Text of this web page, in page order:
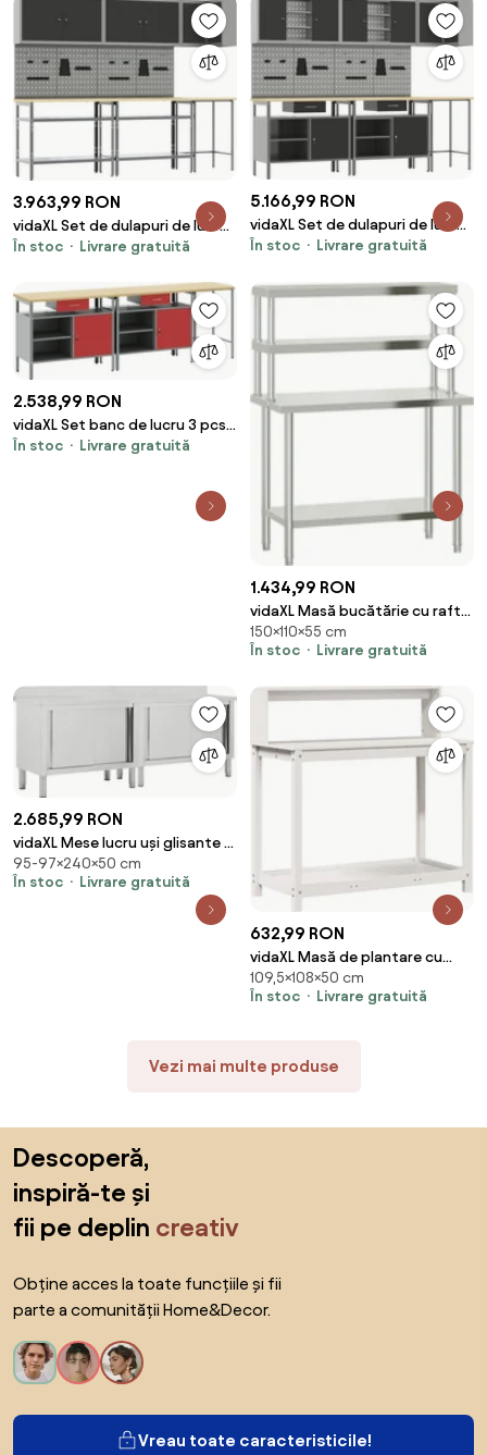
3.963,99 RON
vidaXL Set de dulapuri de lucru
cu raft Manual 10 pcs Negru și
În stoc Livrare gratuită
5.166,99 RON
vidaXL Set de dulapuri de lucru
cu sertar cu raft 10 pcs Negru și
În stoc Livrare gratuită
2.538,99 RON
vidaXL Set banc de lucru 3 pcs
Roșu și gri Oțel vopsit
În stoc Livrare gratuită
1.434,99 RON
vidaXL Masă bucătărie cu raft
superior, 110x55x150 cm, oțel
inoxidabil
150×110×55 cm
În stoc
Livrare gratuită
2.685,99 RON
vidaXL Mese lucru uși glisante 2
buc 240x50x(95-97) cm oțel
inoxidabil
95-97×240×50 cm
În stoc
Livrare gratuită
632,99 RON
vidaXL Masă de plantare cu
rafturi alb 108x50x109,5 cm
lemn masiv pin
109,5×108×50 cm
În stoc
Livrare gratuită
Vezi mai multe produse
Descoperă,
inspiră-te și
fii pe deplin creativ
Obține acces la toate funcțiile și fii
parte a comunității Home&Decor.
Vreau toate caracteristicile!